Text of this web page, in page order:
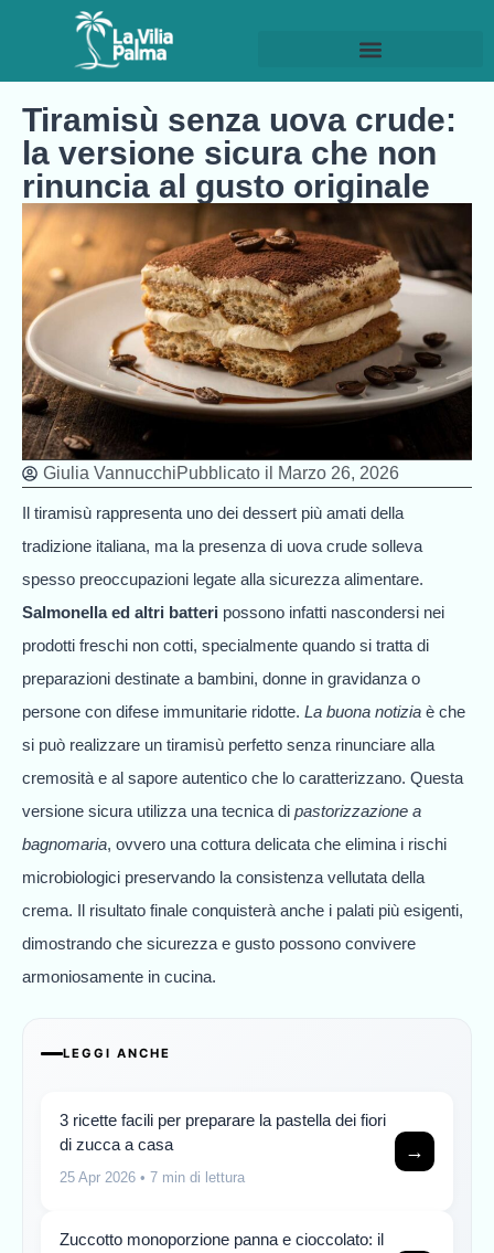
Tiramisù senza uova crude:
la versione sicura che non
rinuncia al gusto originale
Giulia VannucchiPubblicato il Marzo 26, 2026
Il tiramisù rappresenta uno dei dessert più amati della
tradizione italiana, ma la presenza di uova crude solleva
spesso preoccupazioni legate alla sicurezza alimentare.
Salmonella ed altri batteri possono infatti nascondersi nei
prodotti freschi non cotti, specialmente quando si tratta di
preparazioni destinate a bambini, donne in gravidanza o
persone con difese immunitarie ridotte. La buona notizia è che
si può realizzare un tiramisù perfetto senza rinunciare alla
cremosità e al sapore autentico che lo caratterizzano. Questa
versione sicura utilizza una tecnica di pastorizzazione a
bagnomaria, ovvero una cottura delicata che elimina i rischi
microbiologici preservando la consistenza vellutata della
crema. Il risultato finale conquisterà anche i palati più esigenti,
dimostrando che sicurezza e gusto possono convivere
armoniosamente in cucina.
LEGGI ANCHE
3 ricette facili per preparare la pastella dei fiori
di zucca a casa
25 Apr 2026 • 7 min di lettura
→
Zuccotto monoporzione panna e cioccolato: il